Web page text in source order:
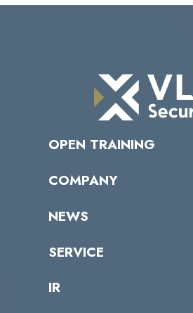
OPEN TRAINING
受講者の声
COMPANY
トップメッセージ
ミッション／ビジョン
パートナー企業一覧
NEWS
サイバーニュース
SERVICE
カテゴリー別サービス一覧
IR